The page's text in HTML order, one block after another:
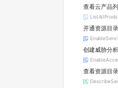
查看云产品
ListAllProds
开通资源目
创建威胁分
查看资源目